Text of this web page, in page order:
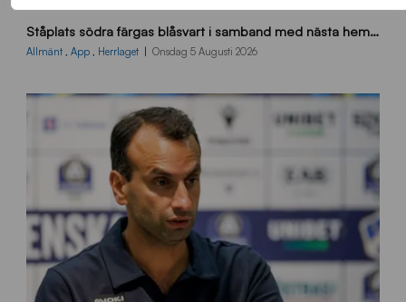
s
ö
d
a
2
0
2
6
Ståplats södra färgas blåsvart i samband med nästa hemmamatch
Allmänt , App , Herrlaget Onsdag 5 Augusti 2026